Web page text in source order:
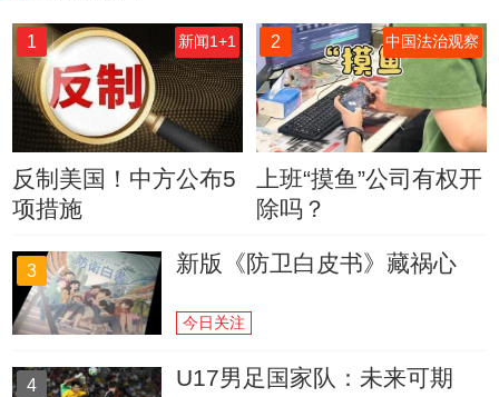
1 新闻1+1
反制美国！中方公布5
项措施
2 中国法治观察
上班“摸鱼”公司有权开
除吗？
3 新版《防卫白皮书》藏祸心
今日关注
4 U17男足国家队：未来可期